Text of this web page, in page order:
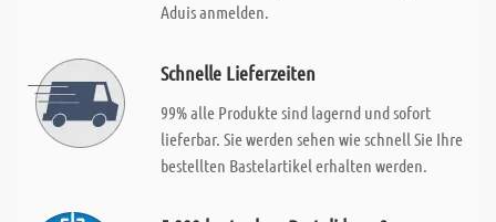
Aduis anmelden.
Schnelle Lieferzeiten
99% alle Produkte sind lagernd und sofort
lieferbar. Sie werden sehen wie schnell Sie Ihre
bestellten Bastelartikel erhalten werden.